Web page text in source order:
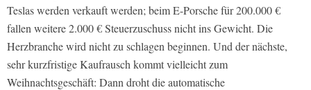
Teslas werden verkauft werden; beim E-Porsche für 200.000 €
fallen weitere 2.000 € Steuerzuschuss nicht ins Gewicht. Die
Herzbranche wird nicht zu schlagen beginnen. Und der nächste,
sehr kurzfristige Kaufrausch kommt vielleicht zum
Weihnachtsgeschäft: Dann droht die automatische